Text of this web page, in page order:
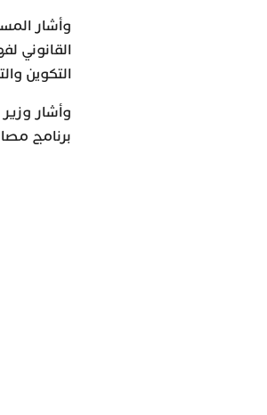
وأشار
القانوني
التكوين
برنامج مصالحة منذ